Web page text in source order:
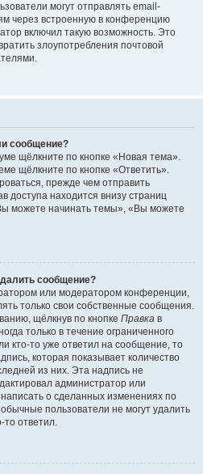
могут отправлять email-
через встроенную в конференцию
включил такую возможность. Это
злоупотребления почтовой
сообщение?
щёлкните по кнопке «Новая тема».
щёлкните по кнопке «Ответить».
прежде чем отправить
доступа находится внизу страниц
можете начинать темы», «Вы можете
сообщение?
или модератором конференции,
только свои собственные сообщения.
щёлкнув по кнопке Правка в
только в течение ограниченного
кто-то уже ответил на сообщение, то
которая показывает количество
из них. Эта надпись не
администратор или
о сделанных изменениях по
пользователи не могут удалить
то ответил.